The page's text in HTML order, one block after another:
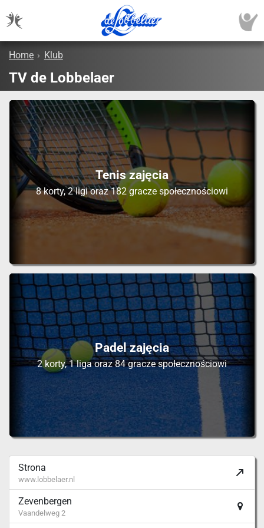
Home › Klub
TV de Lobbelaer
Tenis zajęcia
8 korty, 2 ligi oraz 182 gracze społecznościowi
Padel zajęcia
2 korty, 1 liga oraz 84 gracze społecznościowi
Strona
www.lobbelaer.nl
Zevenbergen
Vaandelweg 2